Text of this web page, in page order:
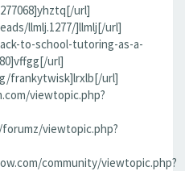
url]
llmlj.1277/]llmlj[/url]
to-school-tutoring-as-a-
url]
frankytwisk]lrxlb[/url]
viewtopic.php?
viewtopic.php?
community/viewtopic.php?